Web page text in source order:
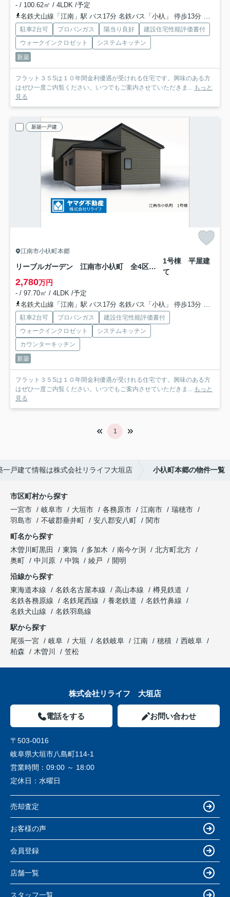
- / 100.62㎡ / 4LDK /予定
名鉄犬山線「江南」駅 バス17分 名鉄バス「小杁」 停歩13分
名鉄
駐車2台可 プロパンガス 陽当り良好
建設住宅性能評価書付
ウォークインクロゼット
システムキッチン
新築
フラット３５Sは１０年間金利優遇が受けれる住宅です。興味のある方
はぜひ一度ご内覧ください。いつでもご案内させていただきま... もっと
見る
新築一戸建
江南市小杁町本郷
リーブルガーデン 江南市小杁町 全4区画分譲
1号棟 平屋建
て
2,780万円
- / 97.70㎡ / 4LDK /予定
名鉄犬山線「江南」駅 バス17分 名鉄バス「小杁」 停歩13分
名鉄
駐車2台可 プロパンガス
建設住宅性能評価書付
ウォークインクロゼット
システムキッチン
カウンターキッチン
新築
フラット３５Sは１０年間金利優遇が受けれる住宅です。興味のある方
はぜひ一度ご内覧ください。いつでもご案内させていただきま... もっと
見る
1
戸建て情報は株式会社リライフ大垣店 小杁町本郷の物件一覧
市区町村から探す
一宮市
岐阜市 大垣市 各務原市 江南市
瑞穂市
羽島市
不破郡垂井町 安八郡安八町
関市
町名から探す
木曽川町黒田
東鶉 多加木 南今ケ渕
北方町北方
奥町
中川原 中鶉 綾戸
開明
沿線から探す
東海道本線
名鉄名古屋本線 高山本線
樽見鉄道
名鉄各務原線
名鉄尾西線 養老鉄道
名鉄竹鼻線
名鉄犬山線
名鉄羽島線
駅から探す
尾張一宮
岐阜 大垣 名鉄岐阜 江南 穂積
西岐阜
柏森
木曽川 笠松
株式会社リライフ 大垣店
電話をする お問い合わせ
〒503-0016
岐阜県大垣市八島町114-1
営業時間： 09:00 ～ 18:00
定休日： 水曜日
売却査定
お客様の声
会員登録
店舗一覧
スタッフ一覧